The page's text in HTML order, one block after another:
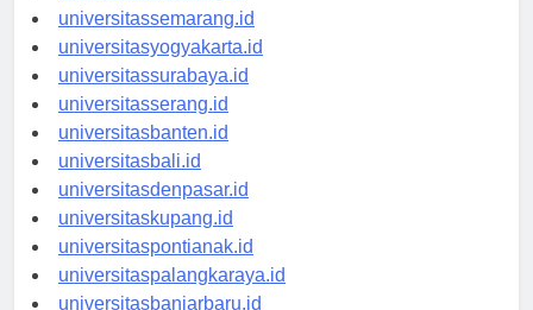
universitasbandung.id
universitassemarang.id
universitasyogyakarta.id
universitassurabaya.id
universitasserang.id
universitasbanten.id
universitasbali.id
universitasdenpasar.id
universitaskupang.id
universitaspontianak.id
universitaspalangkaraya.id